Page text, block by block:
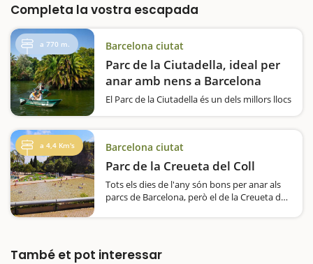
Completa la vostra escapada
a 770 m. Barcelona ciutat
Parc de la Ciutadella, ideal per
anar amb nens a Barcelona
El Parc de la Ciutadella és un dels millors llocs
perfecta d'espais verds, activitats infantils i…
a 4,4 Km's Barcelona ciutat
Parc de la Creueta del Coll
Tots els dies de l'any són bons per anar als
parcs de Barcelona, però el de la Creueta del
També et pot interessar